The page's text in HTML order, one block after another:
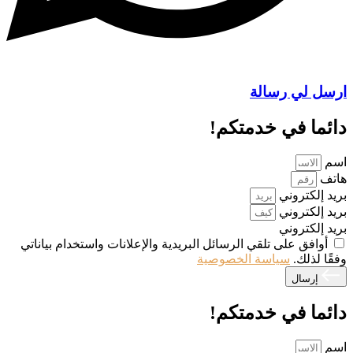
ارسل لي رسالة
دائما في خدمتكم!
اسم
هاتف
بريد إلكتروني
بريد إلكتروني
بريد إلكتروني
أوافق على تلقي الرسائل البريدية والإعلانات واستخدام بياناتي
وفقًا لذلك. سياسة الخصوصية
إرسال
دائما في خدمتكم!
اسم